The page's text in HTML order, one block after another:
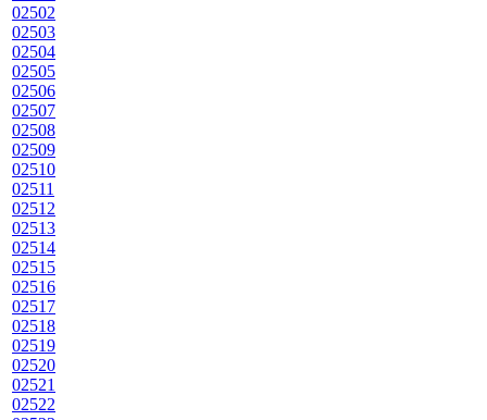
02502
02503
02504
02505
02506
02507
02508
02509
02510
02511
02512
02513
02514
02515
02516
02517
02518
02519
02520
02521
02522